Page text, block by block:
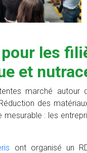
les
et
marché autour
des
: les
ont organisé un